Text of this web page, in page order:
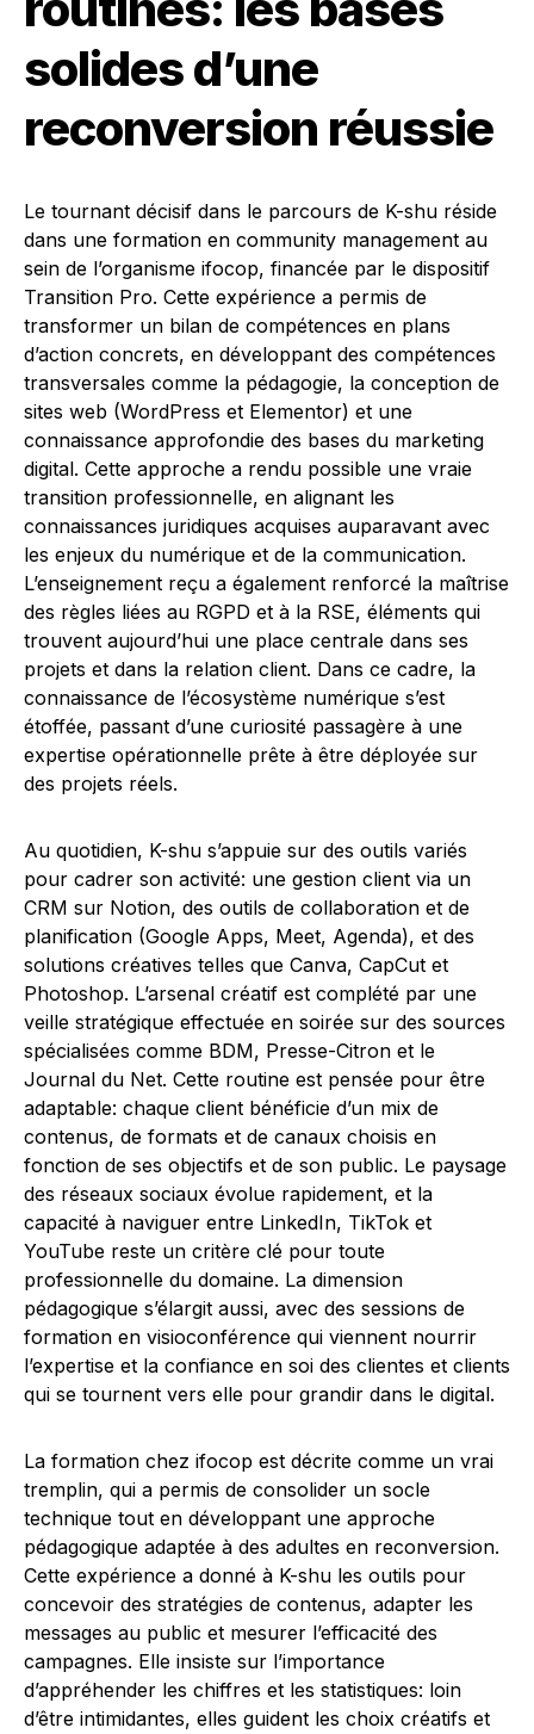
solides d’une
reconversion réussie
Le tournant décisif dans le parcours de K-shu réside
dans une formation en community management au
sein de l’organisme ifocop, financée par le dispositif
Transition Pro. Cette expérience a permis de
transformer un bilan de compétences en plans
d’action concrets, en développant des compétences
transversales comme la pédagogie, la conception de
sites web (WordPress et Elementor) et une
connaissance approfondie des bases du marketing
digital. Cette approche a rendu possible une vraie
transition professionnelle, en alignant les
connaissances juridiques acquises auparavant avec
les enjeux du numérique et de la communication.
L’enseignement reçu a également renforcé la maîtrise
des règles liées au RGPD et à la RSE, éléments qui
trouvent aujourd’hui une place centrale dans ses
projets et dans la relation client. Dans ce cadre, la
connaissance de l’écosystème numérique s’est
étoffée, passant d’une curiosité passagère à une
expertise opérationnelle prête à être déployée sur
des projets réels.
Au quotidien, K-shu s’appuie sur des outils variés
pour cadrer son activité: une gestion client via un
CRM sur Notion, des outils de collaboration et de
planification (Google Apps, Meet, Agenda), et des
solutions créatives telles que Canva, CapCut et
Photoshop. L’arsenal créatif est complété par une
veille stratégique effectuée en soirée sur des sources
spécialisées comme BDM, Presse-Citron et le
Journal du Net. Cette routine est pensée pour être
adaptable: chaque client bénéficie d’un mix de
contenus, de formats et de canaux choisis en
fonction de ses objectifs et de son public. Le paysage
des réseaux sociaux évolue rapidement, et la
capacité à naviguer entre LinkedIn, TikTok et
YouTube reste un critère clé pour toute
professionnelle du domaine. La dimension
pédagogique s’élargit aussi, avec des sessions de
formation en visioconférence qui viennent nourrir
l’expertise et la confiance en soi des clientes et clients
qui se tournent vers elle pour grandir dans le digital.
La formation chez ifocop est décrite comme un vrai
tremplin, qui a permis de consolider un socle
technique tout en développant une approche
pédagogique adaptée à des adultes en reconversion.
Cette expérience a donné à K-shu les outils pour
concevoir des stratégies de contenus, adapter les
messages au public et mesurer l’efficacité des
campagnes. Elle insiste sur l’importance
d’appréhender les chiffres et les statistiques: loin
d’être intimidantes, elles guident les choix créatifs et